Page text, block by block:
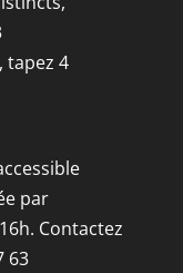
tapez 4
par
Contactez
63